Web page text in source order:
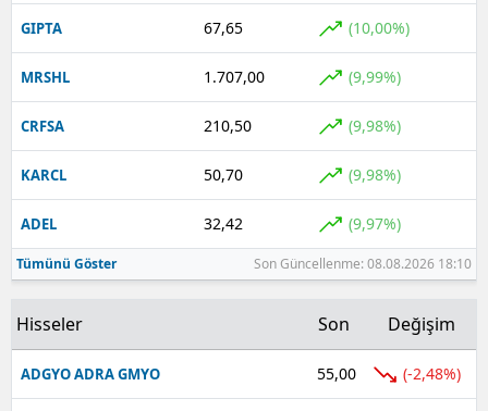
GIPTA 67,65 (10,00%)
MRSHL 1.707,00 (9,99%)
CRFSA 210,50 (9,98%)
KARCL 50,70 (9,98%)
ADEL 32,42 (9,97%)
Tümünü Göster Son Güncellenme: 08.08.2026 18:10
Hisseler Son Değişim
ADGYO ADRA GMYO 55,00 (-2,48%)